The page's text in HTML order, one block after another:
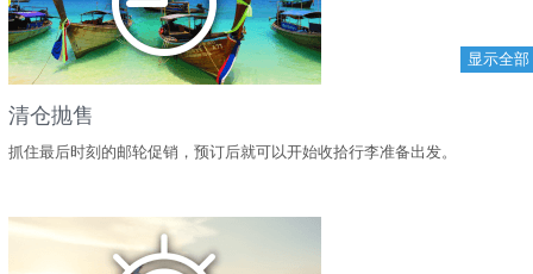
显示全部
清仓抛售
抓住最后时刻的邮轮促销，预订后就可以开始收拾行李准备出发。